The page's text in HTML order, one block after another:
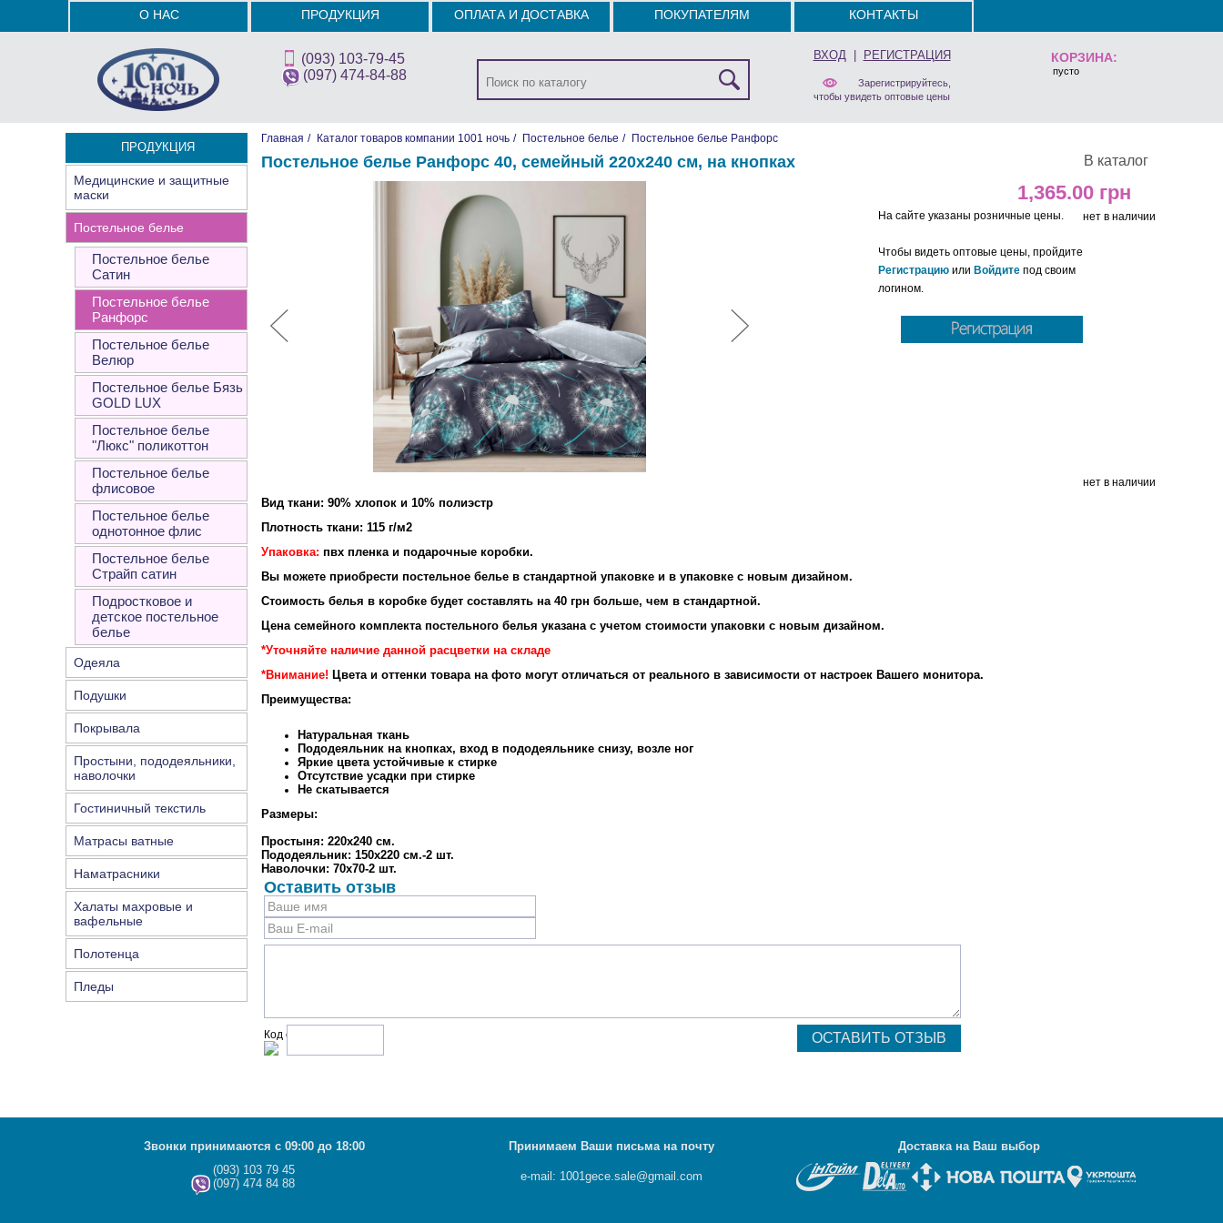
КОРЗИНА:
пусто
О НАС ПРОДУКЦИЯ ОПЛАТА И ДОСТАВКА ПОКУПАТЕЛЯМ КОНТАКТЫ
(093) 103-79-45
(097) 474-84-88
ВХОД| РЕГИСТРАЦИЯ
Зарегистрируйтесь,
чтобы увидеть оптовые цены
ПРОДУКЦИЯ
Медицинские и защитные
маски
Постельное белье
Постельное белье
Сатин
Постельное белье
Ранфорс
Постельное белье
Велюр
Постельное белье Бязь
GOLD LUX
Постельное белье
"Люкс" поликоттон
Постельное белье
флисовое
Постельное белье
однотонное флис
Постельное белье
Страйп сатин
Подростковое и
детское постельное
белье
Одеяла
Подушки
Покрывала
Простыни, пододеяльники,
наволочки
Гостиничный текстиль
Матрасы ватные
Наматрасники
Халаты махровые и
вафельные
Полотенца
Пледы
Главная / Каталог товаров компании 1001 ночь / Постельное белье / Постельное белье Ранфорс
В каталог
Постельное белье Ранфорс 40, семейный 220х240 см, на кнопках
1,365.00
нет в наличии
На сайте указаны розничные цены.
Чтобы видеть оптовые цены, пройдите
Регистрацию или Войдите под своим
логином.
нет в наличии
Вид ткани: 90% хлопок и 10% полиэстр
Плотность ткани: 115 г/м2
Упаковка: пвх пленка и подарочные коробки.
Вы можете приобрести постельное белье в стандартной упаковке и в упаковке с новым дизайном.
Стоимость белья в коробке будет составлять на 40 грн больше, чем в стандартной.
Цена семейного комплекта постельного белья указана с учетом стоимости упаковки с новым дизайном.
*Уточняйте наличие данной расцветки на складе
*Внимание! Цвета и оттенки товара на фото могут отличаться от реального в зависимости от настроек Вашего монитора.
Преимущества:
Натуральная ткань
Пододеяльник на кнопках, вход в пододеяльнике снизу, возле ног
Яркие цвета устойчивые к стирке
Отсутствие усадки при стирке
Не скатывается
Размеры:
Простыня: 220х240 см.
Пододеяльник: 150х220 см.-2 шт.
Наволочки: 70х70-2 шт.
Оставить отзыв
Код с рисунка:
Звонки принимаются с 09:00 до 18:00 Принимаем Ваши письма на почту Доставка на Ваш выбор
(093) 103 79 45
(097) 474 84 88
e-mail: 1001gece.sale@gmail.com